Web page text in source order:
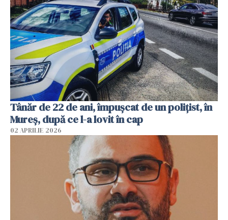
Tânăr de 22 de ani, împușcat de un polițist, în
Mureș, după ce l-a lovit în cap
02 APRILIE 2026